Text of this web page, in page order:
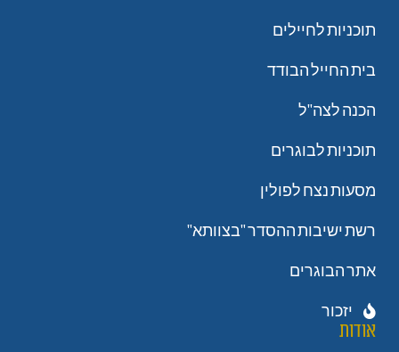
תוכניות לחיילים
בית החייל הבודד
הכנה לצה"ל
תוכניות לבוגרים
מסעות נצח לפולין
רשת ישיבות ההסדר "בצוותא"
אתר הבוגרים
יזכור
אודות